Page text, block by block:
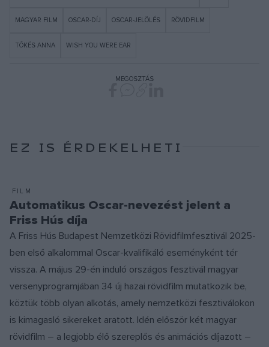
MAGYAR FILM OSCAR-DÍJ OSCAR-JELÖLÉS RÖVIDFILM
TŐKÉS ANNA WISH YOU WERE EAR
MEGOSZTÁS
EZ IS ÉRDEKELHETI
FILM
Automatikus Oscar-nevezést jelent a
Friss Hús díja
A Friss Hús Budapest Nemzetközi Rövidfilmfesztivál 2025-
ben első alkalommal Oscar-kvalifikáló eseményként tér
vissza. A május 29-én induló országos fesztivál magyar
versenyprogramjában 34 új hazai rövidfilm mutatkozik be,
köztük több olyan alkotás, amely nemzetközi fesztiválokon
is kimagasló sikereket aratott. Idén először két magyar
rövidfilm – a legjobb élő szereplős és animációs díjazott –